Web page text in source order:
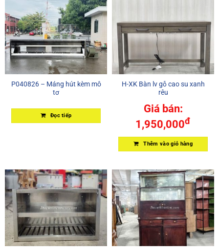
P040826 – Máng hút kèm mô
tơ
Đọc tiếp
H-XK Bàn lv gỗ cao su xanh
rêu
Giá bán:
1,950,000đ
Thêm vào giỏ hàng